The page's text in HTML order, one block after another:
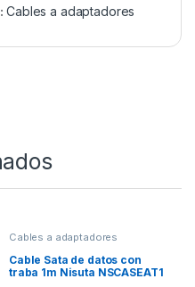
Cables a adaptadores
Cables a adaptadores
Cable Sata de datos con
traba 1m Nisuta NSCASEAT1